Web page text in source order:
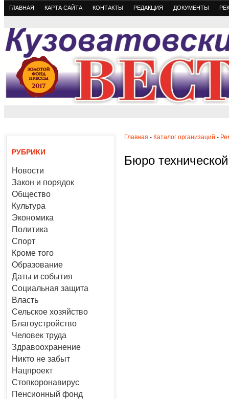
ГЛАВНАЯ КАРТА САЙТА КОНТАКТЫ РЕДАКЦИЯ ДОКУМЕНТЫ
РУБРИКИ
Новости
Закон и порядок
Общество
Культура
Экономика
Политика
Спорт
Кроме того
Образование
Даты и события
Социальная защита
Власть
Сельское хозяйство
Благоустройство
Человек труда
Здравоохранение
Никто не забыт
Нацпроект
Стопкоронавирус
Пенсионный фонд
Главная - Каталог организаций -
Бюро